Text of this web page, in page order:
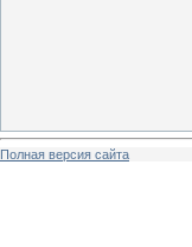
Полная версия сайта